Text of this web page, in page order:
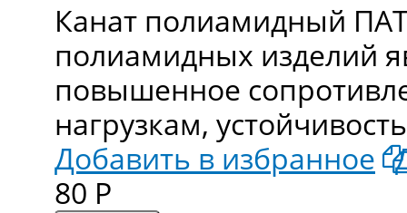
Канат полиамидный
полиамидных изделий
повышенное
нагрузкам,
Добавить в избранное
80 Р